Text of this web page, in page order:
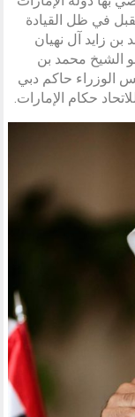
في ظل القيادة
زايد آل نهيان
الشيخ محمد بن
الوزراء حاكم دبي
حكام الإمارات.